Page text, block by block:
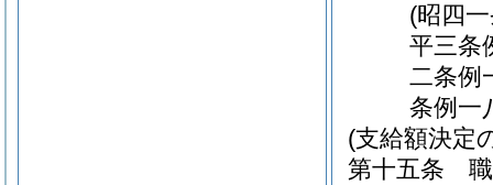
(昭四
平三条
二条例
条例一
(支給額決定
第十五条